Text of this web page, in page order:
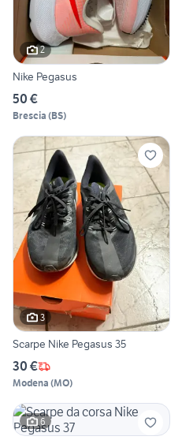
2
Nike Pegasus
50 €
Brescia (BS)
3
Scarpe Nike Pegasus 35
30 €
Modena (MO)
6